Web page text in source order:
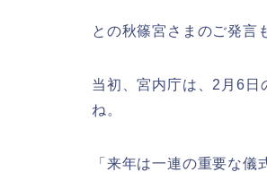
との秋篠宮さまのご発言
当初、宮内庁は、2月6日
ね。
「来年は一連の重要な